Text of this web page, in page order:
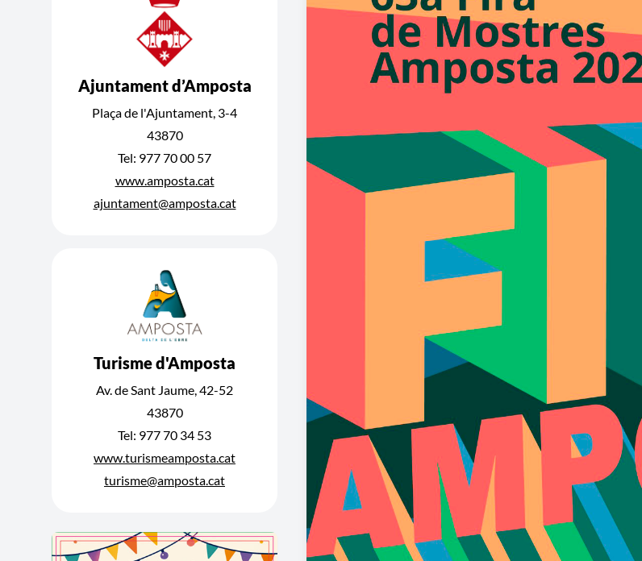
Ajuntament d’Amposta
Plaça de l'Ajuntament, 3-4
43870
Tel: 977 70 00 57
www.amposta.cat
ajuntament@amposta.cat
Turisme d'Amposta
Av. de Sant Jaume, 42-52
43870
Tel: 977 70 34 53
www.turismeamposta.cat
turisme@amposta.cat